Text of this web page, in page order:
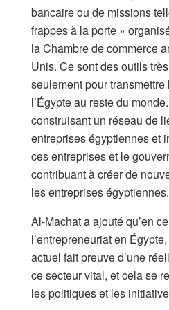
bancaire ou de missions
frappes à la porte »
la Chambre de commerce
Unis. Ce sont des outils
seulement pour
l’Égypte au reste du
construisant un réseau de
entreprises égyptiennes et
ces entreprises et le
contribuant à créer de
les entreprises égyptiennes.
Al-Machat a ajouté qu’en
l’entrepreneuriat en
actuel fait preuve d’une
ce secteur vital, et cela se
les politiques et les